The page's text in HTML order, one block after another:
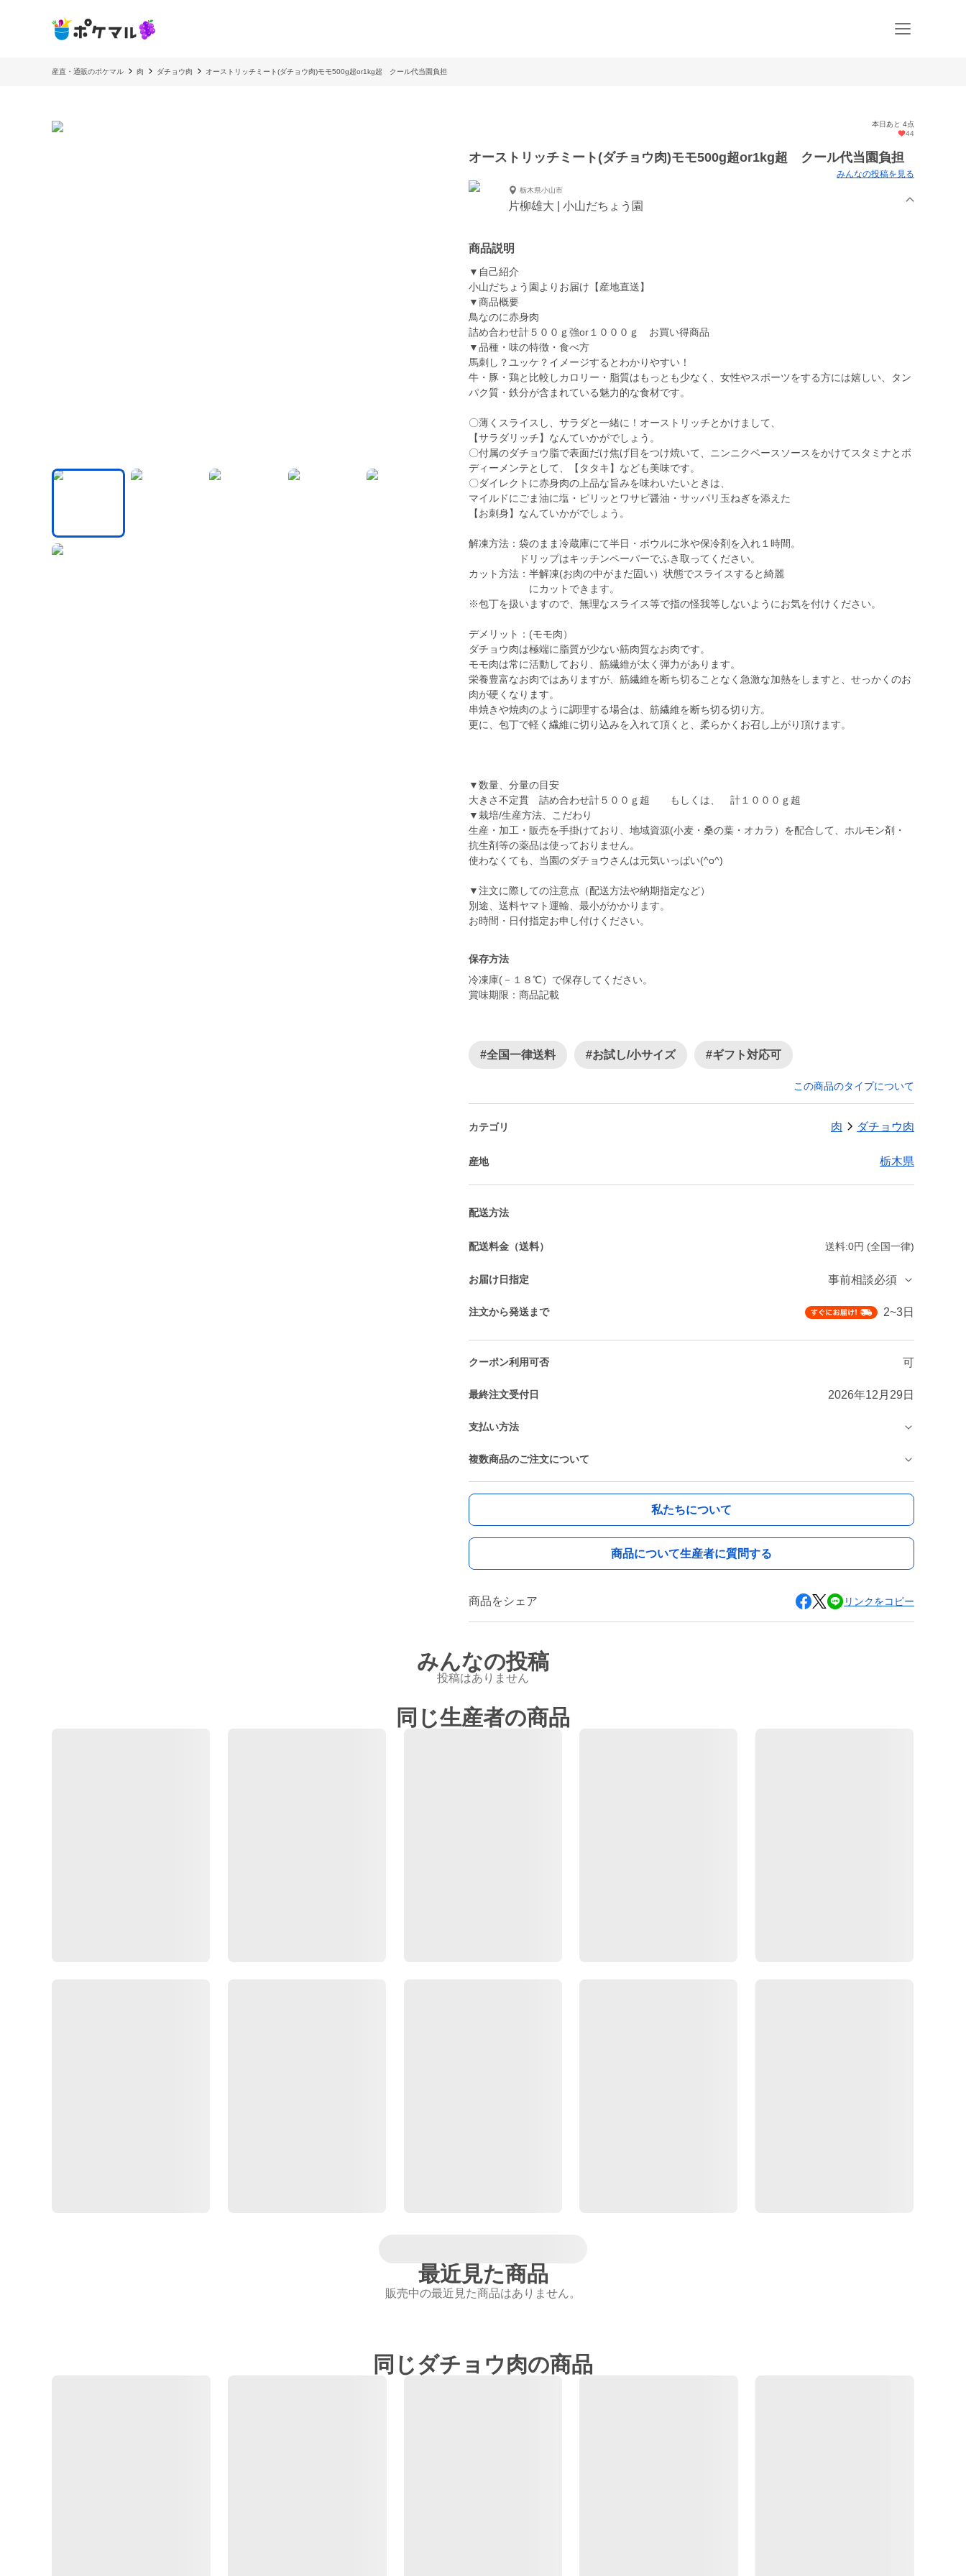
産直・通販のポケマル 肉 ダチョウ肉 オーストリッチミート(ダチョウ肉)モモ500g超or1kg超 クール代当園負担
本日あと 4点
44
オーストリッチミート(ダチョウ肉)モモ500g超or1kg超 クール代当園負担
みんなの投稿を見る
栃木県小山市
片柳雄大 | 小山だちょう園
商品説明
▼自己紹介
小山だちょう園よりお届け【産地直送】
▼商品概要
鳥なのに赤身肉
詰め合わせ計５００ｇ強or１０００ｇ お買い得商品
▼品種・味の特徴・食べ方
馬刺し？ユッケ？イメージするとわかりやすい！
牛・豚・鶏と比較しカロリー・脂質はもっとも少なく、女性やスポーツをする方には嬉しい、タン
パク質・鉄分が含まれている魅力的な食材です。
〇薄くスライスし、サラダと一緒に！オーストリッチとかけまして、
【サラダリッチ】なんていかがでしょう。
〇付属のダチョウ脂で表面だけ焦げ目をつけ焼いて、ニンニクベースソースをかけてスタミナとボ
ディーメンテとして、【タタキ】なども美味です。
〇ダイレクトに赤身肉の上品な旨みを味わいたいときは、
マイルドにごま油に塩・ピリッとワサビ醤油・サッパリ玉ねぎを添えた
【お刺身】なんていかがでしょう。
解凍方法：袋のまま冷蔵庫にて半日・ボウルに氷や保冷剤を入れ１時間。
ドリップはキッチンペーパーでふき取ってください。
カット方法：半解凍(お肉の中がまだ固い）状態でスライスすると綺麗
にカットできます。
※包丁を扱いますので、無理なスライス等で指の怪我等しないようにお気を付けください。
デメリット：(モモ肉）
ダチョウ肉は極端に脂質が少ない筋肉質なお肉です。
モモ肉は常に活動しており、筋繊維が太く弾力があります。
栄養豊富なお肉ではありますが、筋繊維を断ち切ることなく急激な加熱をしますと、せっかくのお
肉が硬くなります。
串焼きや焼肉のように調理する場合は、筋繊維を断ち切る切り方。
更に、包丁で軽く繊維に切り込みを入れて頂くと、柔らかくお召し上がり頂けます。
▼数量、分量の目安
大きさ不定貫 詰め合わせ計５００ｇ超 もしくは、 計１０００ｇ超
▼栽培/生産方法、こだわり
生産・加工・販売を手掛けており、地域資源(小麦・桑の葉・オカラ）を配合して、ホルモン剤・
抗生剤等の薬品は使っておりません。
使わなくても、当園のダチョウさんは元気いっぱい(^o^)
▼注文に際しての注意点（配送方法や納期指定など）
別途、送料ヤマト運輸、最小がかかります。
お時間・日付指定お申し付けください。
保存方法
冷凍庫(－１８℃）で保存してください。
賞味期限：商品記載
#全国一律送料 #お試し/小サイズ #ギフト対応可
この商品のタイプについて
カテゴリ 肉 ダチョウ肉
産地 栃木県
配送方法
配送料金（送料） 送料:0円 (全国一律)
お届け日指定 事前相談必須
注文から発送まで 2~3日
クーポン利用可否 可
最終注文受付日 2026年12月29日
支払い方法
複数商品のご注文について
私たちについて
商品について生産者に質問する
商品をシェア リンクをコピー
みんなの投稿
投稿はありません
同じ生産者の商品
最近見た商品
販売中の最近見た商品はありません。
同じダチョウ肉の商品